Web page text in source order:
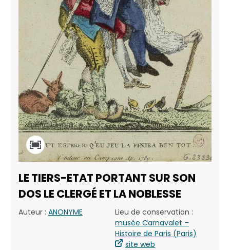
LE TIERS-ETAT PORTANT SUR SON
DOS LE CLERGÉ ET LA NOBLESSE
Auteur : ANONYME
Lieu de conservation :
musée Carnavalet –
Histoire de Paris (Paris)
site web